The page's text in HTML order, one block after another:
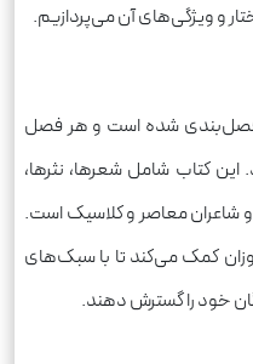
و ویژگی‌های آن می‌پردازیم.
فصل‌بندی شده است و هر فصل
کتاب شامل شعرها، نثرها،
و شاعران معاصر و کلاسیک است.
کمک می‌کند تا با سبک‌های
خود را گسترش دهند.